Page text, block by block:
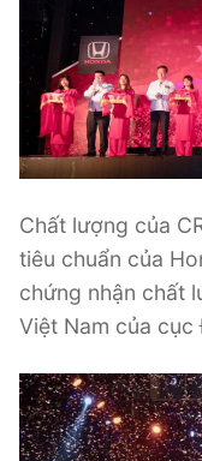
Chất lượng của
tiêu chuẩn của
chứng nhận chất
Việt Nam của cục